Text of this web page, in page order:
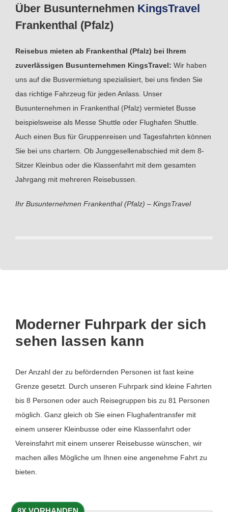
Über Busunternehmen KingsTravel
Frankenthal (Pfalz)
Reisebus mieten ab Frankenthal (Pfalz) bei Ihrem
zuverlässigen Busunternehmen KingsTravel: Wir haben
uns auf die Busvermietung spezialisiert, bei uns finden Sie
das richtige Fahrzeug für jeden Anlass. Unser
Busunternehmen in Frankenthal (Pfalz) vermietet Busse
beispielsweise als Messe Shuttle oder Flughafen Shuttle.
Auch einen Bus für Gruppenreisen und Tagesfahrten können
Sie bei uns chartern. Ob Junggesellenabschied mit dem 8-
Sitzer Kleinbus oder die Klassenfahrt mit dem gesamten
Jahrgang mit mehreren Reisebussen.
Ihr Busunternehmen Frankenthal (Pfalz) – KingsTravel
Moderner Fuhrpark der sich
sehen lassen kann
Der Anzahl der zu befördernden Personen ist fast keine
Grenze gesetzt. Durch unseren Fuhrpark sind kleine Fahrten
bis 8 Personen oder auch Reisegruppen bis zu 81 Personen
möglich. Ganz gleich ob Sie einen Flughafentransfer mit
einem unserer Kleinbusse oder eine Klassenfahrt oder
Vereinsfahrt mit einem unserer Reisebusse wünschen, wir
machen alles Mögliche um Ihnen eine angenehme Fahrt zu
bieten.